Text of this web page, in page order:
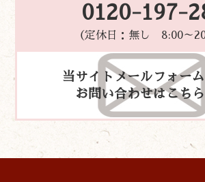
0120-197-
（定休日：無し 8:00～
当サイトメールフォー
お問い合わせはこち